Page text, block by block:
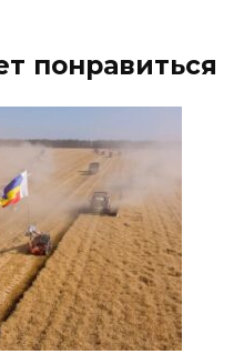
понравиться